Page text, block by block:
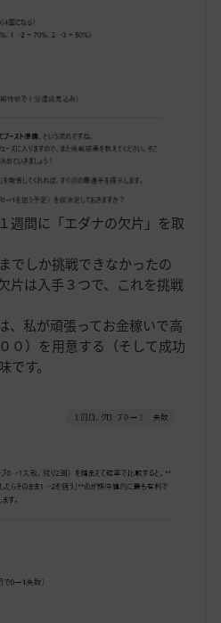
週間に「エダナの欠片」を取
でしか挑戦できなかったの
片は入手３つで、これを挑戦
、私が頑張ってお金稼いで高
０）を用意する（そして成功
す。